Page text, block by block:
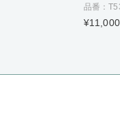
品番：
¥11,000